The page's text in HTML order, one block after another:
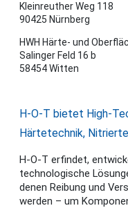
Kleinreuther Weg 118
90425 Nürnberg
HWH Härte- und
Salinger Feld 16 b
58454 Witten
H-O-T bietet High-
Härtetechnik,
H-O-T erfindet,
technologische
denen Reibung und
werden – um